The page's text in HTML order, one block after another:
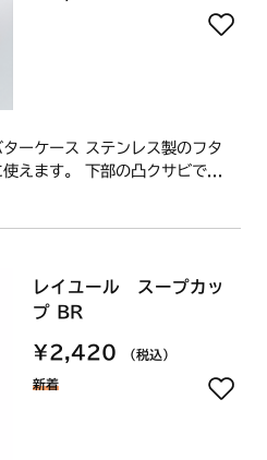
ーケース ステンレス製のフタ
えます。 下部の凸クサビで...
レイユール スープカッ
プ BR
¥2,420 （税込）
新着